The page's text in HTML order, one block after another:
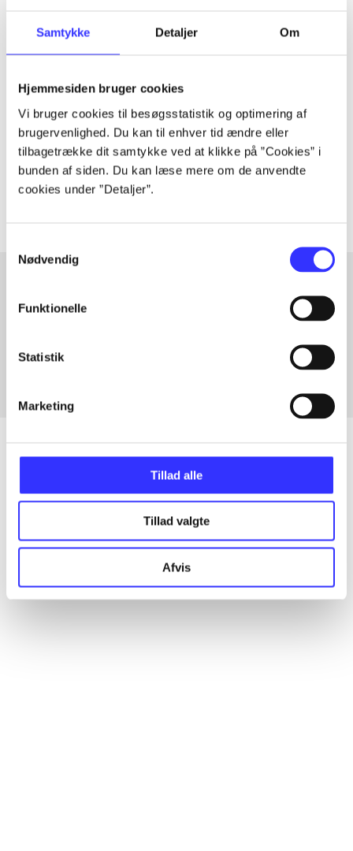
Samtykke Detaljer Om
Hjemmesiden bruger cookies
Vi bruger cookies til besøgsstatistik og optimering af
brugervenlighed. Du kan til enhver tid ændre eller
tilbagetrække dit samtykke ved at klikke på ”Cookies” i
bunden af siden. Du kan læse mere om de anvendte
cookies under ”Detaljer”.
Nødvendig
Funktionelle
Statistik
Marketing
Tillad alle
Tillad valgte
Afvis
Artiklen er en del af
lorem ipsum dolor sit amet ...
Tidsskrift
Artiklerne i handler ofte om
Artikler med samme emner
Artikler
Alle registrerede artikler fordelt på udgivelser